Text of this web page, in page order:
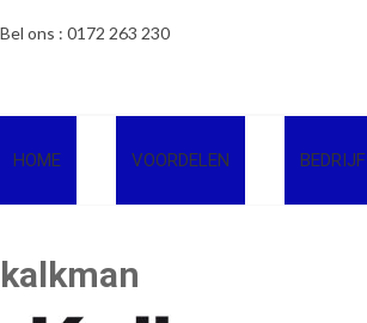
naar
inhoud
Bel ons : 0172 263 230
HOME VOORDELEN BEDRIJF
kalkman